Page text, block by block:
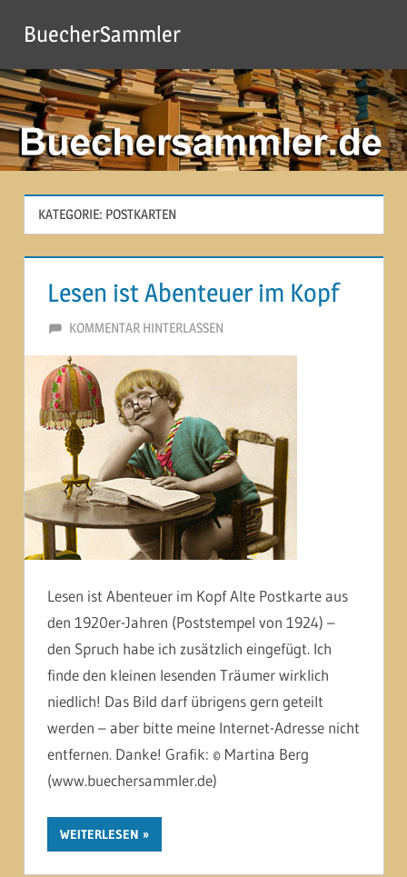
Inhalt
springen
BuecherSammler
KATEGORIE: POSTKARTEN
Lesen ist Abenteuer im Kopf
27. NOVEMBER 2012
MARTINA BERG
KOMMENTAR HINTERLASSEN
Lesen ist Abenteuer im Kopf Alte Postkarte aus
den 1920er-Jahren (Poststempel von 1924) –
den Spruch habe ich zusätzlich eingefügt. Ich
finde den kleinen lesenden Träumer wirklich
niedlich! Das Bild darf übrigens gern geteilt
werden – aber bitte meine Internet-Adresse nicht
entfernen. Danke! Grafik: © Martina Berg
(www.buechersammler.de)
WEITERLESEN